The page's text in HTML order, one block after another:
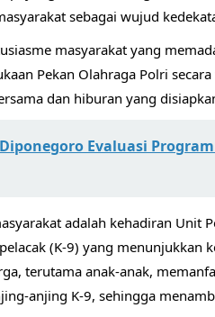
sebagai wujud
masyarakat yang
Pekan Olahraga Polri
dan hiburan yang
Evaluasi
adalah kehadiran Unit
(K-9) yang menunjukkan
terutama anak-anak,
anjing K-9, sehingga